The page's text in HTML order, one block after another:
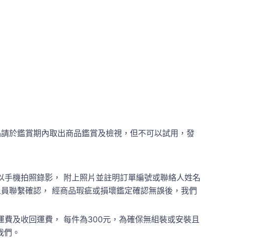
於鑑賞期內取出商品鑑賞及檢視，但不可以試用，發
機拍照錄影， 附上照片並註明訂單編號或聯絡人姓名
繫確認， 經商品瑕疵或損壞鑑定確認無誤後，我們
及收回運費， 每件為300元，為確保無組裝或安裝且
。